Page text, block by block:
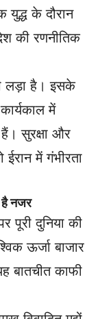
युद्ध के दौरान
की रणनीतिक
लड़ा है। इसके
में
हैं। सुरक्षा और
में गंभीरता
है नजर
पूरी दुनिया की
ऊर्जा बाजार
बातचीत काफी